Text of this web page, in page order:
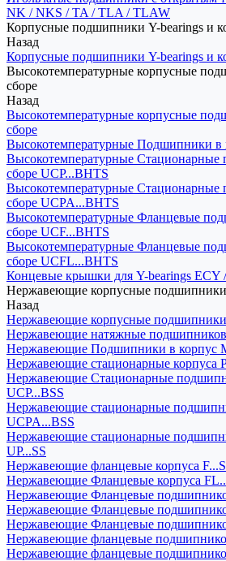
NK / NKS / TA / TLA / TLAW
Корпусные подшипники Y-bearings и
Назад
Корпусные подшипники Y-bearings и
Высокотемпературные корпусные
сборе
Назад
Высокотемпературные корпусные
сборе
Высокотемпературные Подшипники в
Высокотемпературные
сборе UCP...BHTS
Высокотемпературные
сборе UCPA...BHTS
Высокотемпературные Фланцевые
сборе UCF...BHTS
Высокотемпературные Фланцевые
сборе UCFL...BHTS
Концевые крышки для Y-bearings ECY
Нержавеющие корпусные подшипники
Назад
Нержавеющие корпусные подшипники
Нержавеющие натяжные
Нержавеющие Подшипники в корпус
Нержавеющие стационарные корпуса
Нержавеющие Стационарные
UCP...BSS
Нержавеющие стационарные
UCPA...BSS
Нержавеющие стационарные
UP...SS
Нержавеющие фланцевые корпуса
Нержавеющие Фланцевые корпуса
Нержавеющие Фланцевые
Нержавеющие Фланцевые
Нержавеющие Фланцевые
Нержавеющие фланцевые
Нержавеющие фланцевые